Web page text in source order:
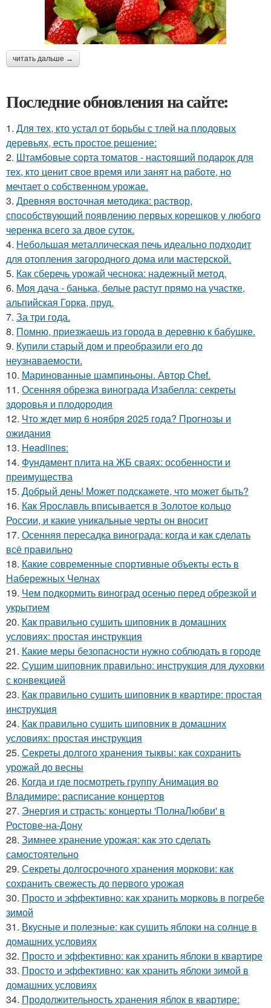
читать дальше →
Последние обновления на сайте:
1. Для тех, кто устал от борьбы с тлей на плодовых
деревьях, есть простое решение:
2. Штамбовые сорта томатов - настоящий подарок для
тех, кто ценит свое время или занят на работе, но
мечтает о собственном урожае.
3. Древняя восточная методика: раствор,
способствующий появлению первых корешков у любого
черенка всего за двое суток.
4. Небольшая металлическая печь идеально подходит
для отопления загородного дома или мастерской.
5. Как сберечь урожай чеснока: надежный метод.
6. Моя дача - банька, белые растут прямо на участке,
альпийская Горка, пруд.
7. За три года.
8. Помню, приезжаешь из города в деревню к бабушке.
9. Купили старый дом и преобразили его до
неузнаваемости.
10. Маринованные шампиньоны. Автор Chef.
11. Осенняя обрезка винограда Изабелла: секреты
здоровья и плодородия
12. Что ждет мир 6 ноября 2025 года? Прогнозы и
ожидания
13. Headlines:
14. Фундамент плита на ЖБ сваях: особенности и
преимущества
15. Добрый день! Может подскажете, что может быть?
16. Как Ярославль вписывается в Золотое кольцо
России, и какие уникальные черты он вносит
17. Осенняя пересадка винограда: когда и как сделать
всё правильно
18. Какие современные спортивные объекты есть в
Набережных Челнах
19. Чем подкормить виноград осенью перед обрезкой и
укрытием
20. Как правильно сушить шиповник в домашних
условиях: простая инструкция
21. Какие меры безопасности нужно соблюдать в городе
22. Сушим шиповник правильно: инструкция для духовки
с конвекцией
23. Как правильно сушить шиповник в квартире: простая
инструкция
24. Как правильно сушить шиповник в домашних
условиях: простая инструкция
25. Секреты долгого хранения тыквы: как сохранить
урожай до весны
26. Когда и где посмотреть группу Анимация во
Владимире: расписание концертов
27. Энергия и страсть: концерты 'ПолнаЛюбви' в
Ростове-на-Дону
28. Зимнее хранение урожая: как это сделать
самостоятельно
29. Секреты долгосрочного хранения моркови: как
сохранить свежесть до первого урожая
30. Просто и эффективно: как хранить морковь в погребе
зимой
31. Вкусные и полезные: как сушить яблоки на солнце в
домашних условиях
32. Просто и эффективно: как хранить яблоки в квартире
33. Просто и эффективно: как хранить яблоки зимой в
домашних условиях
34. Продолжительность хранения яблок в квартире: